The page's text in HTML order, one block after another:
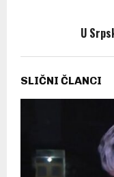
U
SLIČNI ČLANCI